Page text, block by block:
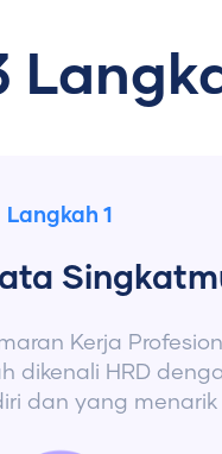
Langkah 1
Kerja
dikenali HRD
dan yang menarik